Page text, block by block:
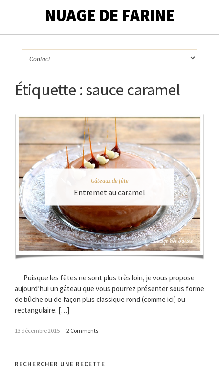
NUAGE DE FARINE
Étiquette :sauce caramel
Gâteaux de fête
Entremet au caramel
Puisque les fêtes ne sont plus très loin, je vous propose
aujourd’hui un gâteau que vous pourrez présenter sous forme
de bûche ou de façon plus classique rond (comme ici) ou
rectangulaire. […]
13 décembre 2015 – 2 Comments
RECHERCHER UNE RECETTE